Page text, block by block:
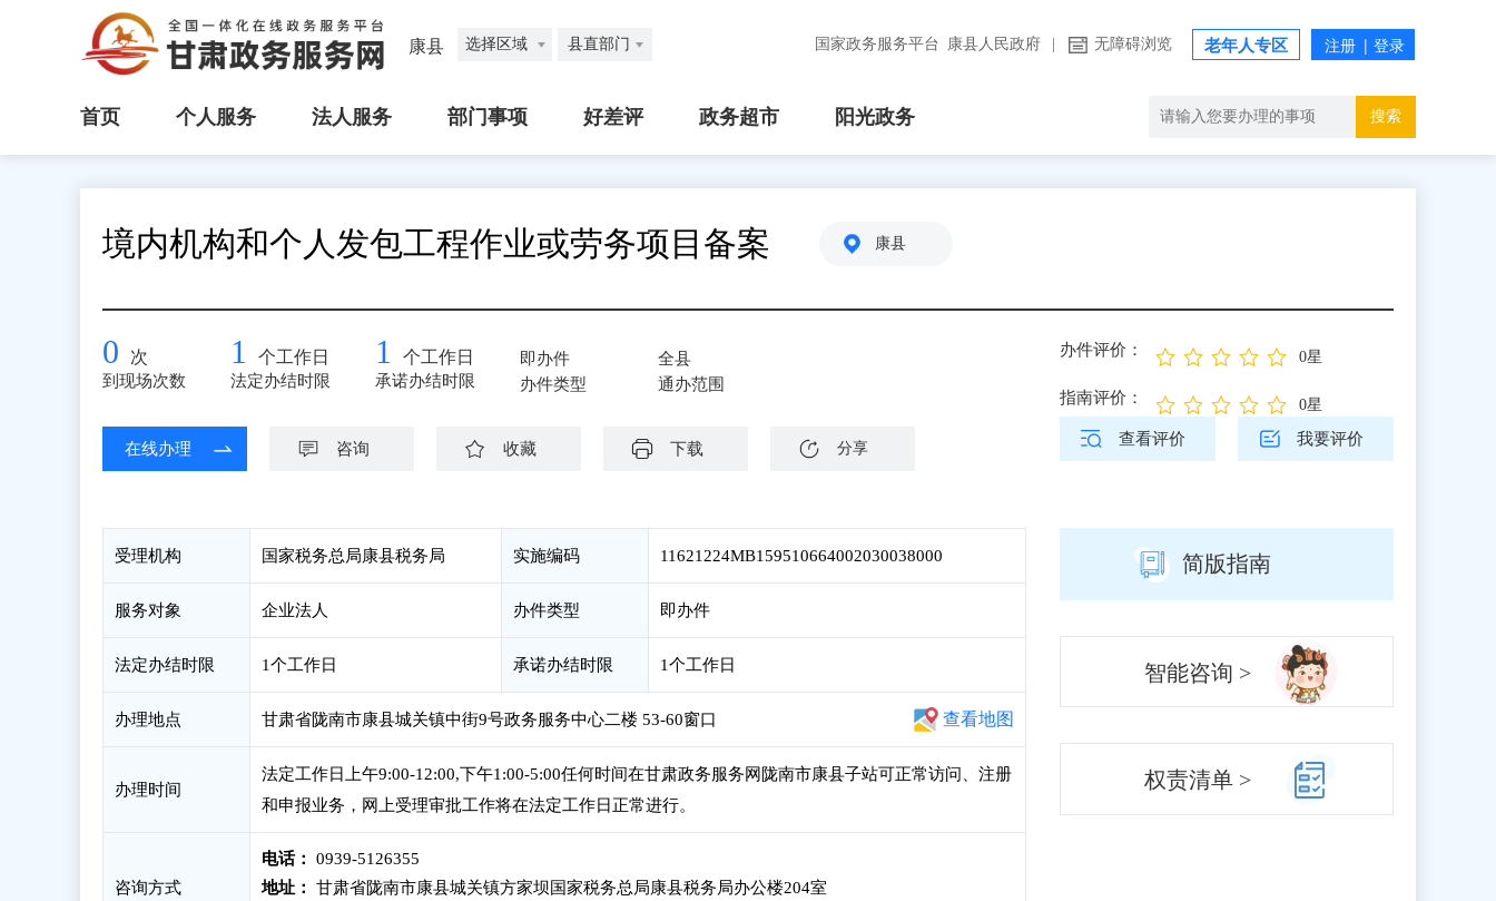
康县 选择区域 县直部门 国家政务服务平台 康县人民政府 无障碍浏览 老年人专区
首页 个人服务 法人服务 部门事项 好差评 政务超市 阳光政务 搜索
境内机构和个人发包工程作业或劳务项目备案 康县
0 次
到现场次数
1 个工作日
法定办结时限
1 个工作日
承诺办结时限
即办件
办件类型
全县
通办范围
在线办理 咨询 收藏 下载 分享
办件评价： 0星
指南评价： 0星
查看评价 我要评价
受理机构 国家税务总局康县税务局 实施编码 11621224MB159510664002030038000
服务对象 企业法人 办件类型 即办件
法定办结时限 1个工作日 承诺办结时限 1个工作日
办理地点 甘肃省陇南市康县城关镇中街9号政务服务中心二楼 53-60窗口 查看地图
办理时间
法定工作日上午9:00-12:00,下午1:00-5:00任何时间在甘肃政务服务网陇南市康县子站可正常访问、注册
和申报业务，网上受理审批工作将在法定工作日正常进行。
咨询方式
电话：
0939-5126355
地址：
甘肃省陇南市康县城关镇方家坝国家税务总局康县税务局办公楼204室
简版指南
智能咨询 >
权责清单 >